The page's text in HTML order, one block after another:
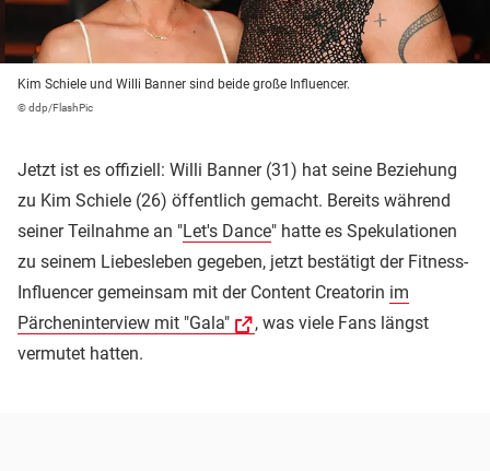
Kim Schiele und Willi Banner sind beide große Influencer.
© ddp/FlashPic
Jetzt ist es offiziell: Willi Banner (31) hat seine Beziehung
zu Kim Schiele (26) öffentlich gemacht. Bereits während
seiner Teilnahme an "Let's Dance" hatte es Spekulationen
zu seinem Liebesleben gegeben, jetzt bestätigt der Fitness-
Influencer gemeinsam mit der Content Creatorin im
Pärcheninterview mit "Gala"
, was viele Fans längst
vermutet hatten.